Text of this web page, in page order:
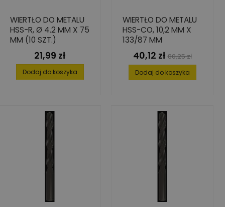
WIERTŁO DO METALU
HSS-R, Ø 4.2 MM X 75
MM (10 SZT.)
Cena
21,99 zł
Dodaj do koszyka
WIERTŁO DO METALU
HSS-CO, 10,2 MM X
133/87 MM
Cena
40,12 zł Cena
podstawowa
80,25 zł
Dodaj do koszyka